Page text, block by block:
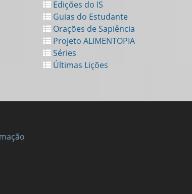
Edições do IS
Guias do Estudante
Orações de Sapiência
Projeto ALIMENTOPIA
Séries
Últimas Lições